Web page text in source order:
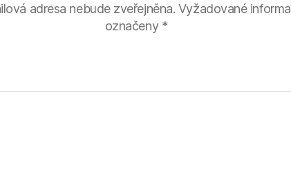
adresa nebude zveřejněna. Vyžadované
označeny *